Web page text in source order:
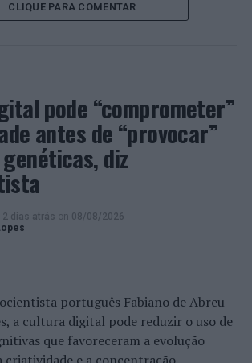
CLIQUE PARA COMENTAR
pode “comprometer”
antes de “provocar”
diz
2 dias atrás on 08/08/2026
português Fabiano de Abreu
a cultura digital pode reduzir o uso de
que favoreceram a evolução